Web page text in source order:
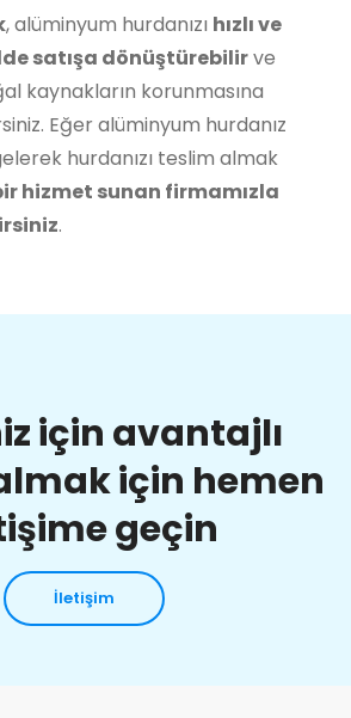
, alüminyum hurdanızı hızlı ve
satışa dönüştürebilirve
kaynakların korunmasına
Eğer alüminyum hurdanız
hurdanızı teslim almak
hizmet sunan firmamızla
.
için avantajlı
için hemen
geçin
İletişim